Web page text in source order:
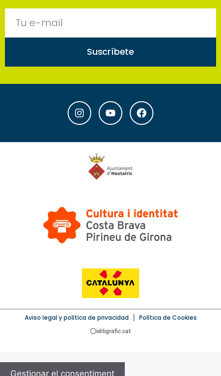
Suscríbete
Aviso legal y política de privacidad Política de Cookies
idiligrafic.cat
Gestionar el consentiment